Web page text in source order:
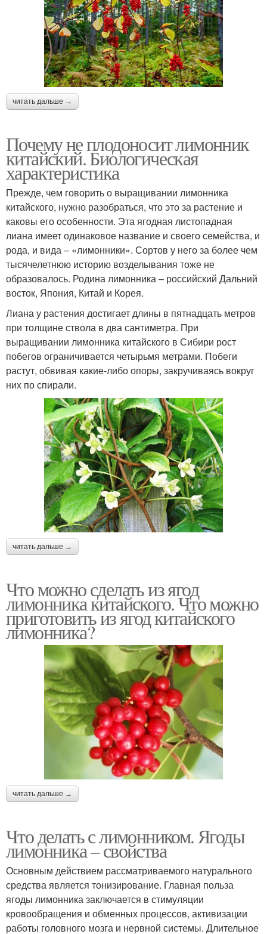
читать дальше →
Почему не плодоносит лимонник
китайский. Биологическая
характеристика
Прежде, чем говорить о выращивании лимонника
китайского, нужно разобраться, что это за растение и
каковы его особенности. Эта ягодная листопадная
лиана имеет одинаковое название и своего семейства, и
рода, и вида – «лимонники». Сортов у него за более чем
тысячелетнюю историю возделывания тоже не
образовалось. Родина лимонника – российский Дальний
восток, Япония, Китай и Корея.
Лиана у растения достигает длины в пятнадцать метров
при толщине ствола в два сантиметра. При
выращивании лимонника китайского в Сибири рост
побегов ограничивается четырьмя метрами. Побеги
растут, обвивая какие-либо опоры, закручиваясь вокруг
них по спирали.
читать дальше →
Что можно сделать из ягод
лимонника китайского. Что можно
приготовить из ягод китайского
лимонника?
читать дальше →
Что делать с лимонником. Ягоды
лимонника – свойства
Основным действием рассматриваемого натурального
средства является тонизирование. Главная польза
ягоды лимонника заключается в стимуляции
кровообращения и обменных процессов, активизации
работы головного мозга и нервной системы. Длительное